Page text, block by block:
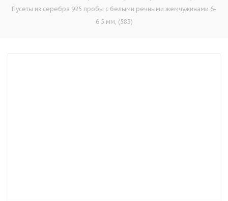
Пусеты из серебра 925 пробы с белыми речными жемчужинами 6-
6,5 мм, (583)